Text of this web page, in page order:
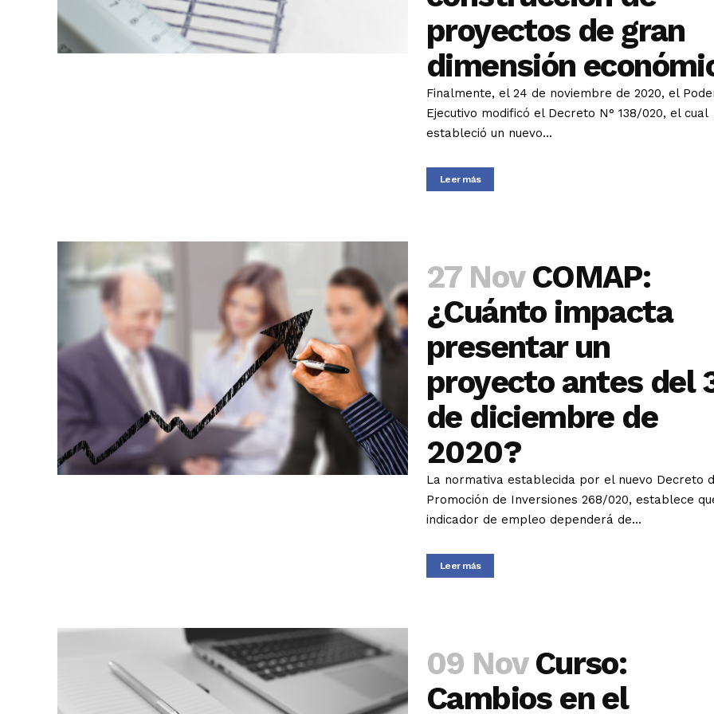
proyectos de gran
dimensión
Finalmente, el 24 de noviembre de 2020, el
Ejecutivo modificó el Decreto N° 138/020, el cual
estableció un nuevo...
Leer más
27 Nov COMAP:
¿Cuánto impacta
presentar un
proyecto antes del
de diciembre de
2020?
La normativa establecida por el nuevo Decreto
Promoción de Inversiones 268/020, establece
indicador de empleo dependerá de...
Leer más
09 Nov Curso:
Cambios en el